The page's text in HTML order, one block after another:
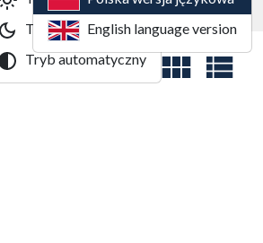
Tryb ciemny
Tryb automatyczny
English language version
Widok wyników